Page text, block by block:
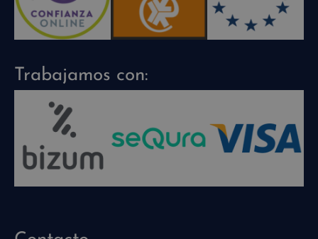
Trabajamos con: